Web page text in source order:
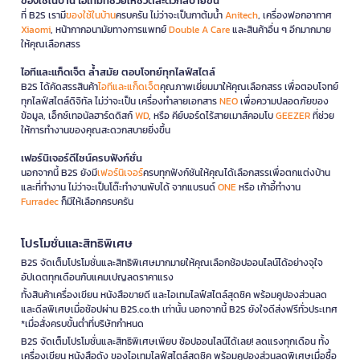
ที่ B2S เรามีของใช้ในบ้านครบครัน ไม่ว่าจะเป็นกาต้มน้ำAnitech, เครื่องฟอกอากาศ
Xiaomi, หน้ากากอนามัยทางการแพทย์Double A Careและสินค้าอื่น ๆ อีกมากมาย
ให้คุณเลือกสรร
ไอทีและแก็ดเจ็ต ล้ำสมัย ตอบโจทย์ทุกไลฟ์สไตล์
B2S ได้คัดสรรสินค้าไอทีและแก็ดเจ็ตคุณภาพเยี่ยมมาให้คุณเลือกสรร เพื่อตอบโจทย์
ทุกไลฟ์สไตล์ดิจิทัล ไม่ว่าจะเป็น เครื่องทำลายเอกสารNEOเพื่อความปลอดภัยของ
ข้อมูล, เอ็กซ์เทอนัลฮาร์ดดิสก์WD, หรือ คีย์บอร์ดไร้สายเมาส์คอมโบGEEZERที่ช่วย
ให้การทำงานของคุณสะดวกสบายยิ่งขึ้น
เฟอร์นิเจอร์ดีไซน์ครบฟังก์ชั่น
นอกจากนี้ B2S ยังมีเฟอร์นิเจอร์ครบทุกฟังก์ชันให้คุณได้เลือกสรรเพื่อตกแต่งบ้าน
และที่ทำงาน ไม่ว่าจะเป็นโต๊ะทำงานพับได้ จากแบรนด์ONEหรือ เก้าอี้ทำงาน
Furradecก็มีให้เลือกครบครัน
โปรโมชั่นและสิทธิพิเศษ
B2S จัดเต็มโปรโมชั่นและสิทธิพิเศษมากมายให้คุณเลือกช้อปออนไลน์ได้อย่างจุใจ
อัปเดตทุกเดือนกับแคมเปญลดราคาแรง
ทั้งสินค้าเครื่องเขียน หนังสือขายดี และไอเทมไลฟ์สไตล์สุดชิค พร้อมคูปองส่วนลด
และดีลพิเศษเมื่อช้อปผ่าน B2S.co.th เท่านั้น นอกจากนี้ B2S ยังใจดีส่งฟรีทั่วประเทศ
*เมื่อสั่งครบขั้นต่ำที่บริษัทกำหนด
B2S จัดเต็มโปรโมชั่นและสิทธิพิเศษเพียบ ช้อปออนไลน์ได้เลย! ลดแรงทุกเดือน ทั้ง
เครื่องเขียน หนังสือดัง ของไอเทมไลฟ์สไตล์สุดชิค พร้อมคูปองส่วนลดพิเศษเมื่อซื้อ